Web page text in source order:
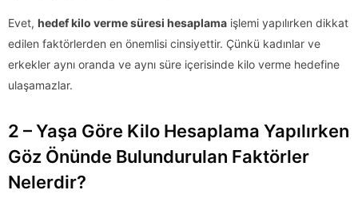
Evet, hedef kilo verme süresi hesaplama işlemi yapılırken dikkat
edilen faktörlerden en önemlisi cinsiyettir. Çünkü kadınlar ve
erkekler aynı oranda ve aynı süre içerisinde kilo verme hedefine
ulaşamazlar.
2 – Yaşa Göre Kilo Hesaplama Yapılırken
Göz Önünde Bulundurulan Faktörler
Nelerdir?